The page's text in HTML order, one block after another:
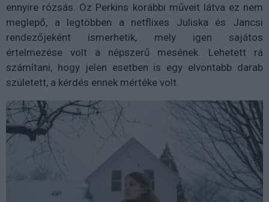
ennyire rózsás. Oz Perkins korábbi műveit látva ez nem
meglepő, a legtöbben a netflixes Juliska és Jancsi
rendezőjeként ismerhetik, mely igen sajátos
értelmezése volt a népszerű mesének. Lehetett rá
számítani, hogy jelen esetben is egy elvontabb darab
született, a kérdés ennek mértéke volt.